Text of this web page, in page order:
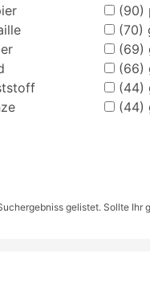
(90)
(70)
(69)
(66)
(44)
(44)
gelistet. Sollte